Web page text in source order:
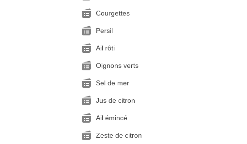
Courgettes
Persil
Ail rôti
Oignons verts
Sel de mer
Jus de citron
Ail émincé
Zeste de citron